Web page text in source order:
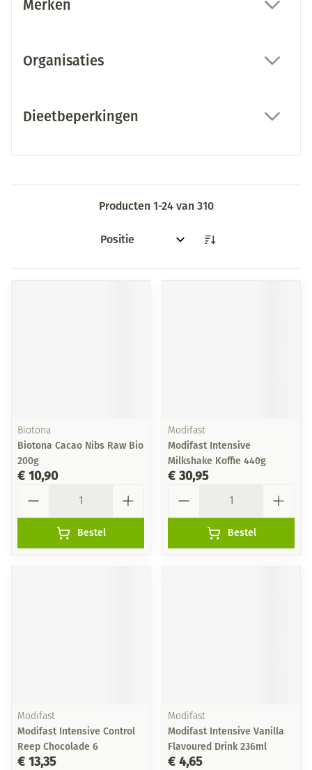
Merken
Organisaties
Dieetbeperkingen
Producten 1-24van 310
Sorteer op:
Biotona
Biotona Cacao Nibs Raw Bio
200g
€ 10,90
Bestel
Modifast
Modifast Intensive
Milkshake Koffie 440g
€ 30,95
Bestel
Modifast
Modifast Intensive Control
Reep Chocolade 6
€ 13,35
Modifast
Modifast Intensive Vanilla
Flavoured Drink 236ml
€ 4,65